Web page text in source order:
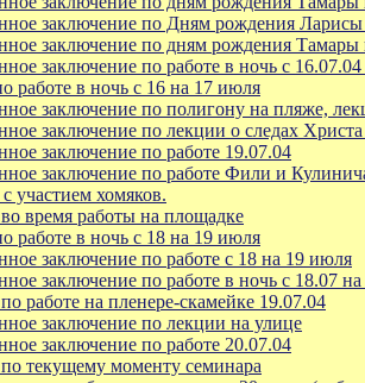
заключение по Дням рождения
заключение по дням рождения
заключение по работе в ночь с
работе в ночь с 16 на 17 июля
заключение по полигону на пляже,
заключение по лекции о следах
заключение по работе 19.07.04
заключение по работе Фили и
участием хомяков.
время работы на площадке
работе в ночь с 18 на 19 июля
заключение по работе с 18 на 19 июля
заключение по работе в ночь с 18.07 на
работе на пленере-скамейке 19.07.04
заключение по лекции на улице
заключение по работе 20.07.04
текущему моменту семинара